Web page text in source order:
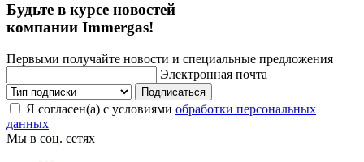
Будьте в курсе новостей
компании Immergas!
Первыми получайте новости и специальные предложения
Электронная почта
Подписаться
Я согласен(а) с условиями обработки персональных
данных
Мы в соц. сетях